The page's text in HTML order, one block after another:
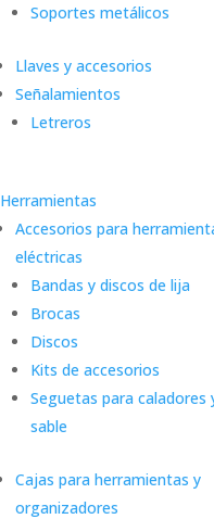
Soportes metálicos
Llaves y accesorios
Señalamientos
Letreros
Herramientas
Accesorios para
eléctricas
Bandas y discos de lija
Brocas
Discos
Kits de accesorios
Seguetas para caladores
sable
Cajas para herramientas y
organizadores